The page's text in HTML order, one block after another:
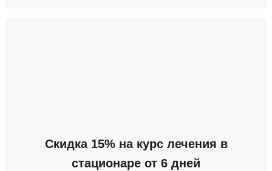
Скидка 15% на курс лечения в
стационаре от 6 дней